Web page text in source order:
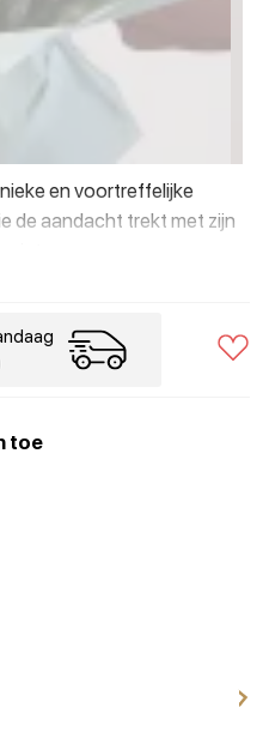
en voortreffelijke
de aandacht trekt met zijn
maar een echt artistiek
toe